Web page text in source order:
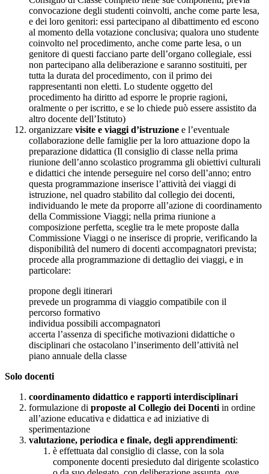
convocazione degli studenti coinvolti, anche come parte lesa,
e dei loro genitori: essi partecipano al dibattimento ed escono
al momento della votazione conclusiva; qualora uno studente
coinvolto nel procedimento, anche come parte lesa, o un
genitore di questi facciano parte dell’organo collegiale, essi
non partecipano alla deliberazione e saranno sostituiti, per
tutta la durata del procedimento, con il primo dei
rappresentanti non eletti. Lo studente oggetto del
procedimento ha diritto ad esporre le proprie ragioni,
oralmente o per iscritto, e se lo chiede può essere assistito da
altro docente dell’Istituto)
organizzare visite e viaggi d’istruzione e l’eventuale
collaborazione delle famiglie per la loro attuazione dopo la
preparazione didattica (Il consiglio di classe nella prima
riunione dell’anno scolastico programma gli obiettivi culturali
e didattici che intende perseguire nel corso dell’anno; entro
questa programmazione inserisce l’attività dei viaggi di
istruzione, nel quadro stabilito dal collegio dei docenti,
individuando le mete da proporre all’azione di coordinamento
della Commissione Viaggi; nella prima riunione a
composizione perfetta, sceglie tra le mete proposte dalla
Commissione Viaggi o ne inserisce di proprie, verificando la
disponibilità del numero di docenti accompagnatori prevista;
procede alla programmazione di dettaglio dei viaggi, e in
particolare:
propone degli itinerari
prevede un programma di viaggio compatibile con il
percorso formativo
individua possibili accompagnatori
accerta l’assenza di specifiche motivazioni didattiche o
disciplinari che ostacolano l’inserimento dell’attività nel
piano annuale della classe
Solo docenti
coordinamento didattico e rapporti interdisciplinari
formulazione di proposte al Collegio dei Docenti in ordine
all’azione educativa e didattica e ad iniziative di
sperimentazione
valutazione, periodica e finale, degli apprendimenti:
è effettuata dal consiglio di classe, con la sola
componente docenti presieduto dal dirigente scolastico